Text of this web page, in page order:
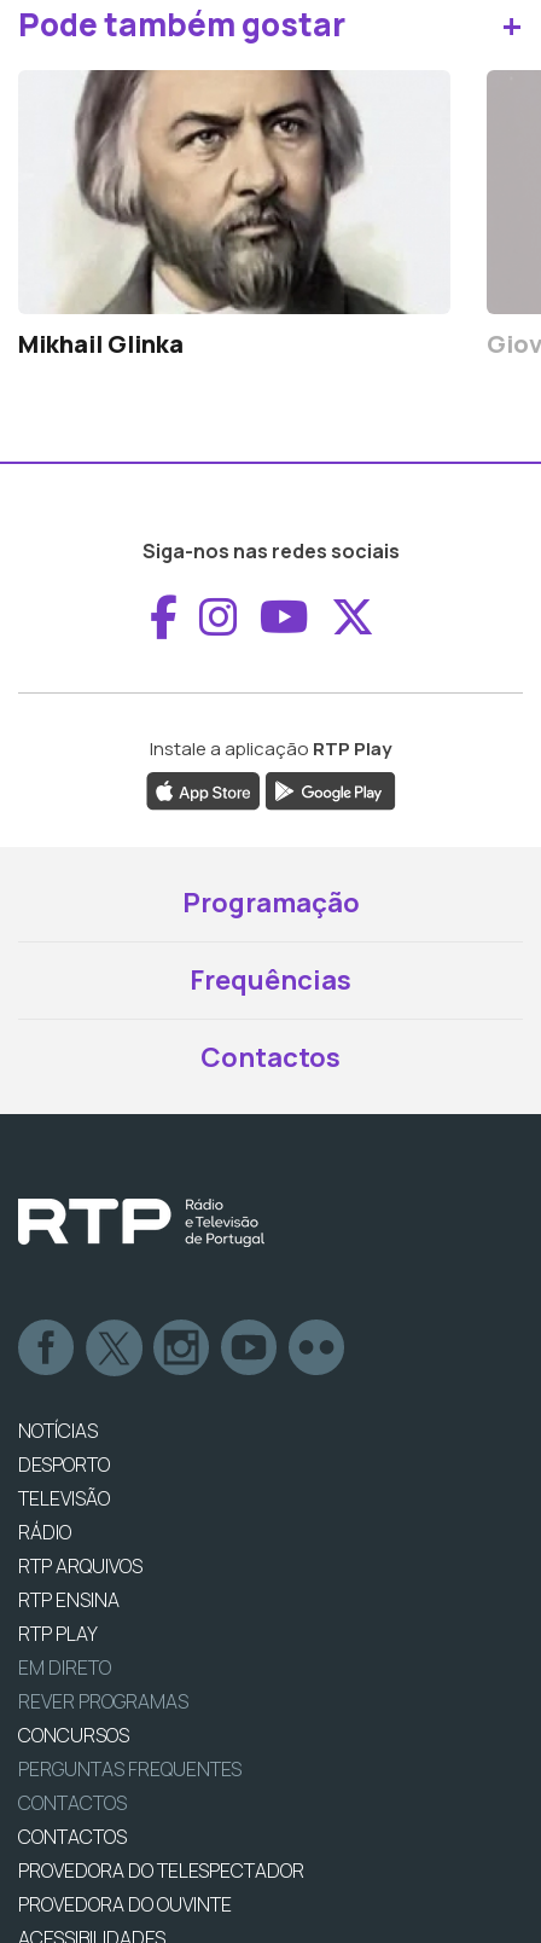
Pode também gostar +
Mikhail Glinka
Siga-nos nas redes sociais
Aceder ao
Aceder ao
Aceder ao
Instale a aplicação RTP Play
Programação
Frequências
Contactos
NOTÍCIAS
DESPORTO
TELEVISÃO
RÁDIO
RTP ARQUIVOS
RTP ENSINA
RTP PLAY
EM DIRETO
REVER PROGRAMAS
CONCURSOS
PERGUNTAS FREQUENTES
CONTACTOS
CONTACTOS
PROVEDORA DO TELESPECTADOR
PROVEDORA DO OUVINTE
ACESSIBILIDADES